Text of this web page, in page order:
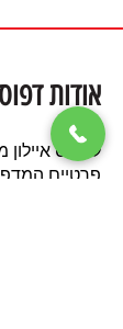
אודות
לדפוס
פרטיים